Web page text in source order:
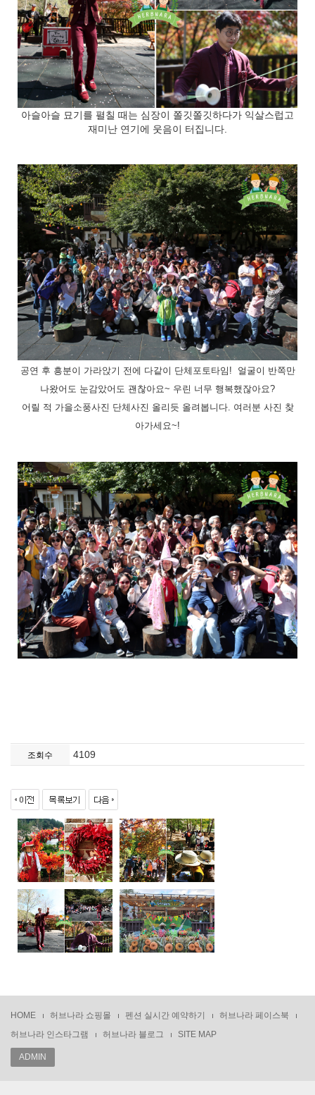
아슬아슬 묘기를 펼칠 때는 심장이 쫄깃쫄깃하다가 익살스럽고
재미난 연기에 웃음이 터집니다.
공연 후 흥분이 가라앉기 전에 다같이 단체포토타임! 얼굴이 반쪽만
나왔어도 눈감았어도 괜찮아요~ 우린 너무 행복했잖아요?
어릴 적 가을소풍사진 단체사진 올리듯 올려봅니다. 여러분 사진 찾
아가세요~!
조회수 4109
HOME 허브나라 쇼핑몰 펜션 실시간 예약하기
허브나라 페이스북
허브나라 인스타그램
허브나라 블로그 SITE MAP
ADMIN